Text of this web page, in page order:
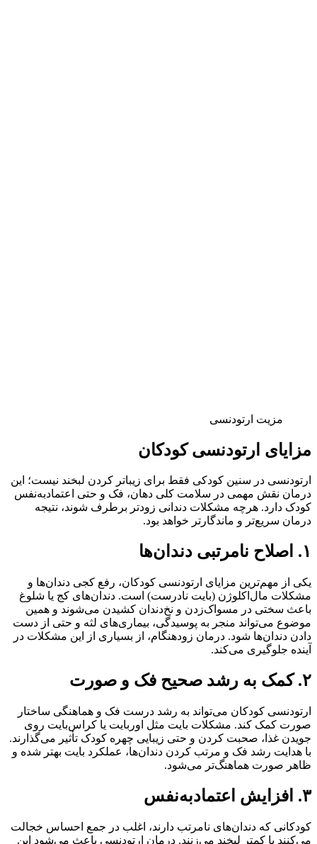
مزیت ارتودنسی
مزایای ارتودنسی کودکان
ارتودنسی در سنین کودکی فقط برای زیباتر کردن لبخند نیست؛ این
درمان نقش مهمی در سلامت کلی دهان، فک و حتی اعتمادبه‌نفس
کودک دارد. هرچه مشکلات دندانی زودتر برطرف شوند، نتیجه
درمان سریع‌تر و ماندگارتر خواهد بود.
۱. اصلاح نامرتبی دندان‌ها
یکی از مهم‌ترین مزایای ارتودنسی کودکان، رفع کجی دندان‌ها و
مشکلات مال‌اکلوژن (بایت نادرست) است. دندان‌های کج یا شلوغ
باعث سختی در مسواک‌زدن و نخ‌دندان کشیدن می‌شوند و همین
موضوع می‌تواند منجر به پوسیدگی، بیماری‌های لثه و حتی از دست
دادن دندان‌ها شود. درمان زودهنگام، از بسیاری از این مشکلات در
آینده جلوگیری می‌کند.
۲. کمک به رشد صحیح فک و صورت
ارتودنسی کودکان می‌تواند به رشد درست فک و هماهنگی ساختار
صورت کمک کند. مشکلات بایت مثل اوربایت یا کراس‌بایت روی
جویدن غذا، صحبت کردن و حتی زیبایی چهره کودک تأثیر می‌گذارند.
با هدایت رشد فک و مرتب کردن دندان‌ها، عملکرد بایت بهتر شده و
ظاهر صورت هماهنگ‌تر می‌شود.
۳. افزایش اعتمادبه‌نفس
کودکانی که دندان‌های نامرتب دارند، اغلب در جمع احساس خجالت
می‌کنند یا کمتر لبخند می‌زنند. درمان ارتودنسی باعث می‌شود این